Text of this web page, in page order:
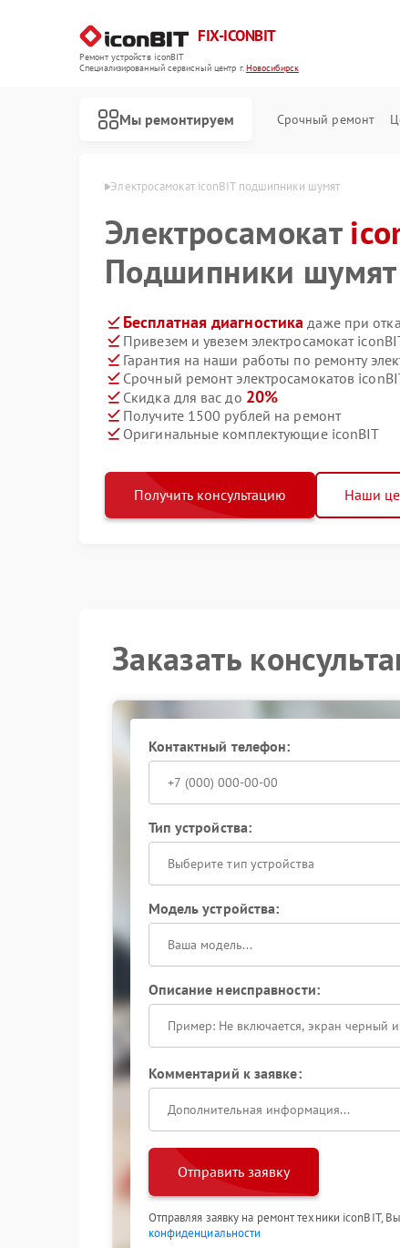
FIX-ICONBIT
Ремонт устройств iconBIT
Специализированный cервисный центр г.Новосибирск
Мы ремонтируем Срочный ремонт
в Новосибирске Электросамокат iconBIT подшипники шумят
Электросамокат
Подшипники шумят
Бесплатная диагностика даже при
Привезем и увезем электросамокат
Гарантия на наши работы по ремонту
Срочный ремонт электросамокатов
Скидка для вас до 20%
Получите 1500 рублей на ремонт
Оригинальные комплектующие iconBIT
Получить консультацию Наши
Заказать
Контактный телефон:
Тип устройства:
Выберите тип устройства
Модель устройства:
Описание неисправности:
Комментарий к заявке:
Отправить заявку
Отправляя заявку на ремонт техники iconBIT,
конфиденциальности